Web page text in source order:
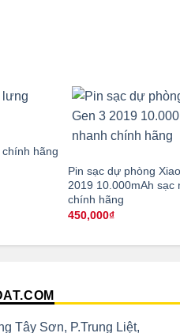
hãng
Pin sạc dự phòng
2019 10.000mAh sạc
chính hãng
450,000₫
Tây Sơn, P.Trung Liệt,